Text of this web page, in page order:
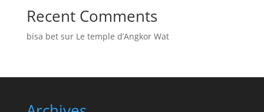
Recent Comments
bisa betsur Le temple d’Angkor Wat